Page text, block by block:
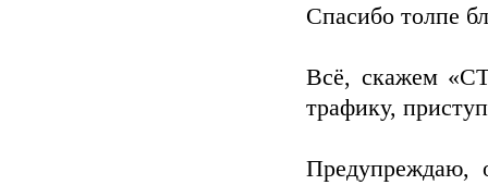
Спасибо толпе
Всё, скажем
трафику,
Предупреждаю,